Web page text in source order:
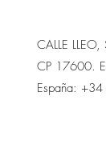
CALLE
CP 17600.
España: